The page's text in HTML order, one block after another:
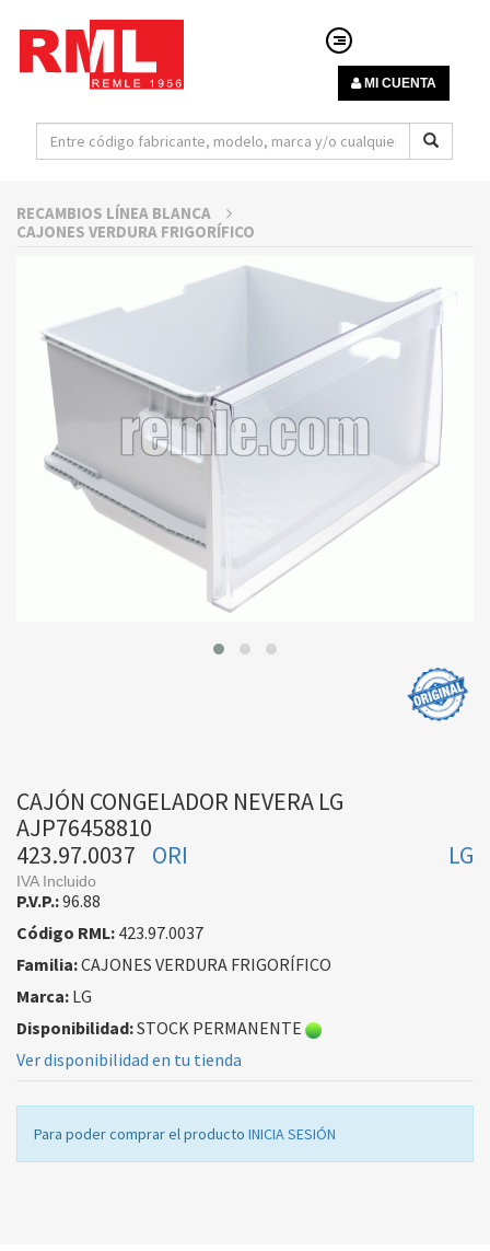
MI CUENTA
RECAMBIOS LÍNEA BLANCA
CAJONES VERDURA FRIGORÍFICO
CAJÓN CONGELADOR NEVERA LG
AJP76458810
423.97.0037
LG
ORI
IVA Incluido
P.V.P.:96.88
Código RML: 423.97.0037
Familia:CAJONES VERDURA FRIGORÍFICO
Marca: LG
Disponibilidad:STOCK PERMANENTE
Ver disponibilidad en tu tienda
Para poder comprar el producto INICIA SESIÓN